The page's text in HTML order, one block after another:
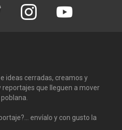
Instagram Youtube
ideas cerradas, creamos y
que lleguen a mover
envíalo y con gusto la